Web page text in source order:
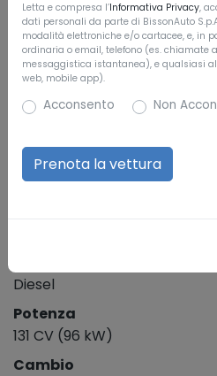
Carrozzeria
Furgone, 4 porte, 3 posti
Colore esterno
Bianco
Riferimento
SPECIFICHE TECNICHE
Diesel
Potenza
131 CV (96 kW)
Cambio
Letta e compresa l’Informativa Privacy,
dati personali da parte di BissonAuto
modalità elettroniche e/o cartacee, e, in
ordinaria o email, telefono (es. chiamate
messaggistica istantanea), e qualsiasi
web, mobile app).
Acconsento Non